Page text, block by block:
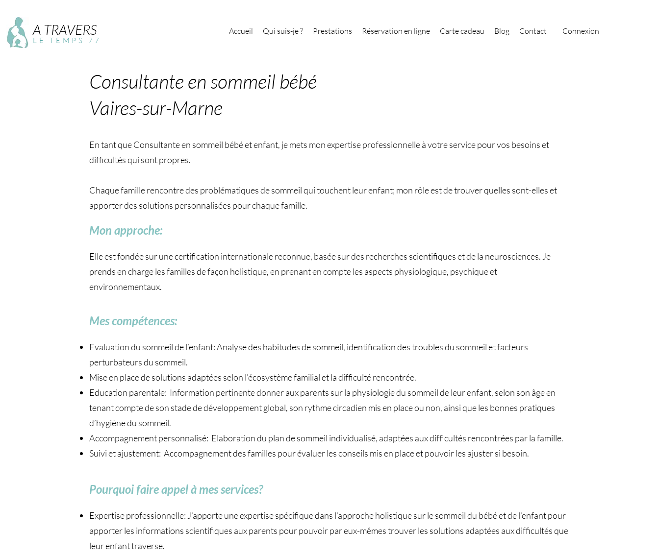
LE TEMPS 77
A TRAVERS Accueil Qui suis-je ? Prestations Réservation en ligne Carte cadeau Blog Contact Connexion
Consultante en sommeil bébé
Vaires-sur-Marne
En tant que Consultante en sommeil bébé et enfant, je mets mon expertise professionnelle à votre service pour vos besoins et
difficultés qui sont propres.
Chaque famille rencontre des problématiques de sommeil qui touchent leur enfant; mon rôle est de trouver quelles sont-elles et
apporter des solutions personnalisées pour chaque famille.
Mon approche:
Elle est fondée sur une certification internationale reconnue, basée sur des recherches scientifiques et de la neurosciences. Je
prends en charge les familles de façon holistique, en prenant en compte les aspects physiologique, psychique et
environnementaux.
Mes compétences:
Evaluation du sommeil de l’enfant: Analyse des habitudes de sommeil, identification des troubles du sommeil et facteurs
perturbateurs du sommeil.
Mise en place de solutions adaptées selon l’écosystème familial et la difficulté rencontrée.
Education parentale: Information pertinente donner aux parents sur la physiologie du sommeil de leur enfant, selon son âge en
tenant compte de son stade de développement global, son rythme circadien mis en place ou non, ainsi que les bonnes pratiques
d’hygiène du sommeil.
Accompagnement personnalisé: Elaboration du plan de sommeil individualisé, adaptées aux difficultés rencontrées par la famille.
Suivi et ajustement: Accompagnement des familles pour évaluer les conseils mis en place et pouvoir les ajuster si besoin.
Pourquoi faire appel à mes services?
Expertise professionnelle: J’apporte une expertise spécifique dans l’approche holistique sur le sommeil du bébé et de l’enfant pour
apporter les informations scientifiques aux parents pour pouvoir par eux-mêmes trouver les solutions adaptées aux difficultés que
leur enfant traverse.